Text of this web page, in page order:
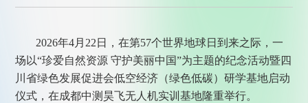
2026年4月22日，在第57个世界地球日到来之际，一
场以“珍爱自然资源 守护美丽中国”为主题的纪念活动暨四
川省绿色发展促进会低空经济（绿色低碳）研学基地启动
仪式，在成都中测昊飞无人机实训基地隆重举行。